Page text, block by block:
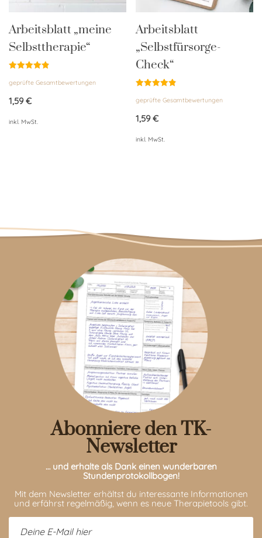
Arbeitsblatt „meine
Selbsttherapie“
mit
von 5
geprüfte Gesamtbewertungen
1,59€
inkl. MwSt.
Arbeitsblatt
„Selbstfürsorge-
Check“
mit
von 5
geprüfte Gesamtbewertungen
1,59€
inkl. MwSt.
Abonniere den TK-
Newsletter
… und erhalte als Dank einen wunderbaren
Stundenprotokollbogen!
Mit dem Newsletter erhältst du interessante Informationen
und erfährst regelmäßig, wenn es neue Therapietools gibt.